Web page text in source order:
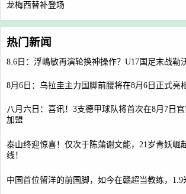
龙梅西替补登场
热门新闻
8.6日：浮嶋敏再演轮换神操作？U17国足末战勒
8月6日：乌拉圭主力国脚前腰将在8月6日正式亮
八月六日：喜讯！3支德甲球队将首次在8月7日
加盟
泰山终迎惊喜！仅次于陈蒲谢文能，21岁青妖崛
线！
中国首位留洋的前国脚，如今在赣超当教练，